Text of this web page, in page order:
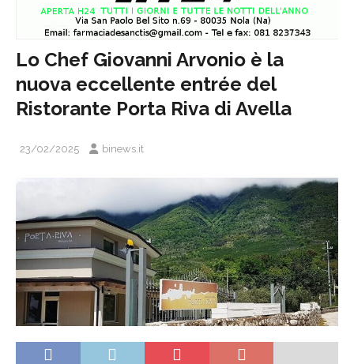
Lo Chef Giovanni Arvonio è la
nuova eccellente entrée del
Ristorante Porta Riva di Avella
23/02/2025 binews.it